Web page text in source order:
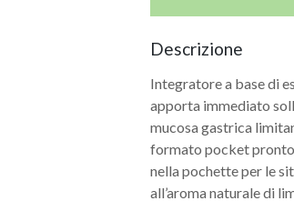
Descrizione
Integratore a base di
apporta immediato
mucosa gastrica
formato pocket pronto
nella pochette per le
all’aroma naturale di